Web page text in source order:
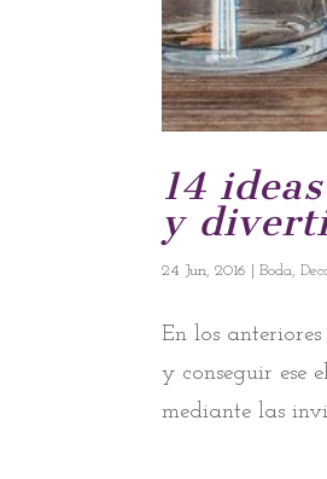
14
y
24 Jun, 2016 |Boda,
En los
y conseguir ese
mediante las